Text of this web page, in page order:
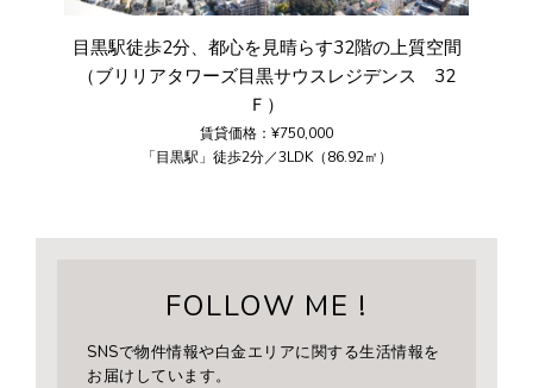
目黒駅徒歩2分、都心を見晴らす32階の上質空間
（ブリリアタワーズ目黒サウスレジデンス 32
Ｆ）
賃貸価格：¥750,000
「目黒駅」徒歩2分／3LDK（86.92㎡）
FOLLOW ME !
SNSで物件情報や白金エリアに関する生活情報を
お届けしています。